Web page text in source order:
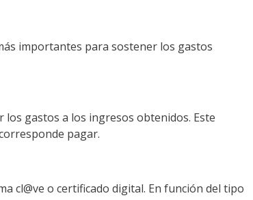
importantes para sostener los gastos
los gastos a los ingresos obtenidos. Este
pagar.
cl@ve o certificado digital. En función del tipo